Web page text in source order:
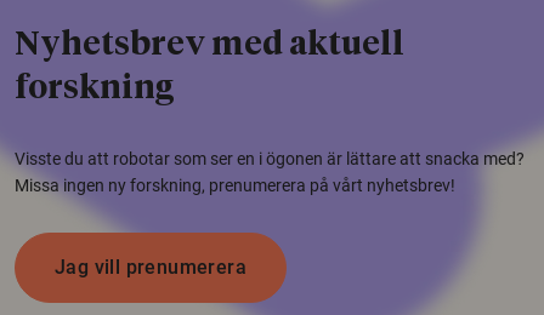
Nyhetsbrev med aktuell
forskning
Visste du att robotar som ser en i ögonen är lättare att snacka med?
Missa ingen ny forskning, prenumerera på vårt nyhetsbrev!
Jag vill prenumerera